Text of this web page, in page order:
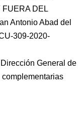
FUERA DEL
Antonio Abad del
309-2020-
General de